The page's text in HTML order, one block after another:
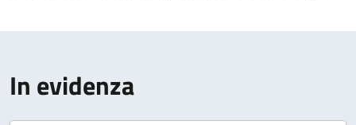
In evidenza